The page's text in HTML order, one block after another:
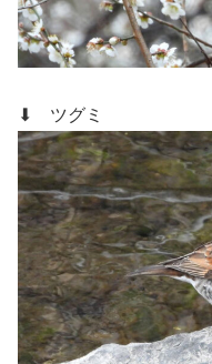
⬇ ツグミ